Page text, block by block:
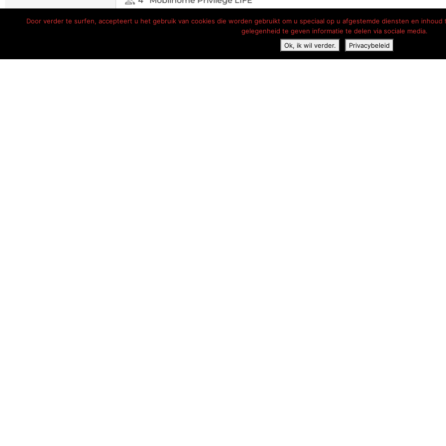
Door verder te surfen, accepteert u het gebruik van cookies die worden gebruikt om u speciaal op u afgestemde diensten en
gelegenheid te geven informatie te delen via sociale media.
Ok, ik wil verder.
Privacybeleid